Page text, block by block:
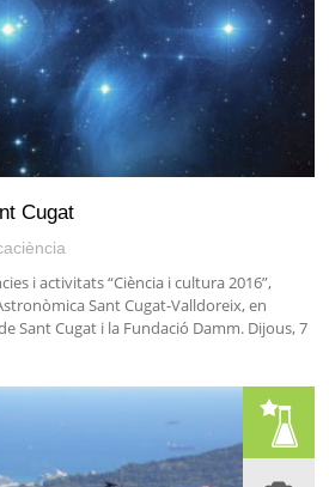
Cugat
i activitats “Ciència i cultura 2016”,
Sant Cugat-Valldoreix, en
Sant Cugat i la Fundació Damm. Dijous, 7